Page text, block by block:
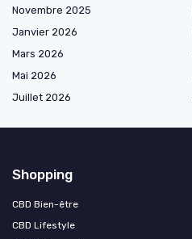
Novembre 2025
Janvier 2026
Mars 2026
Mai 2026
Juillet 2026
Shopping
CBD Bien-être
CBD Lifestyle